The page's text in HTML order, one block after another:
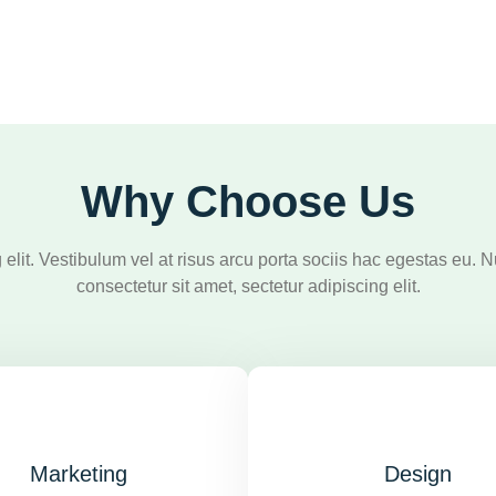
Why Choose Us
Vestibulum vel at risus arcu porta sociis hac egestas eu.
consectetur sit amet, sectetur adipiscing elit.
Marketing Design